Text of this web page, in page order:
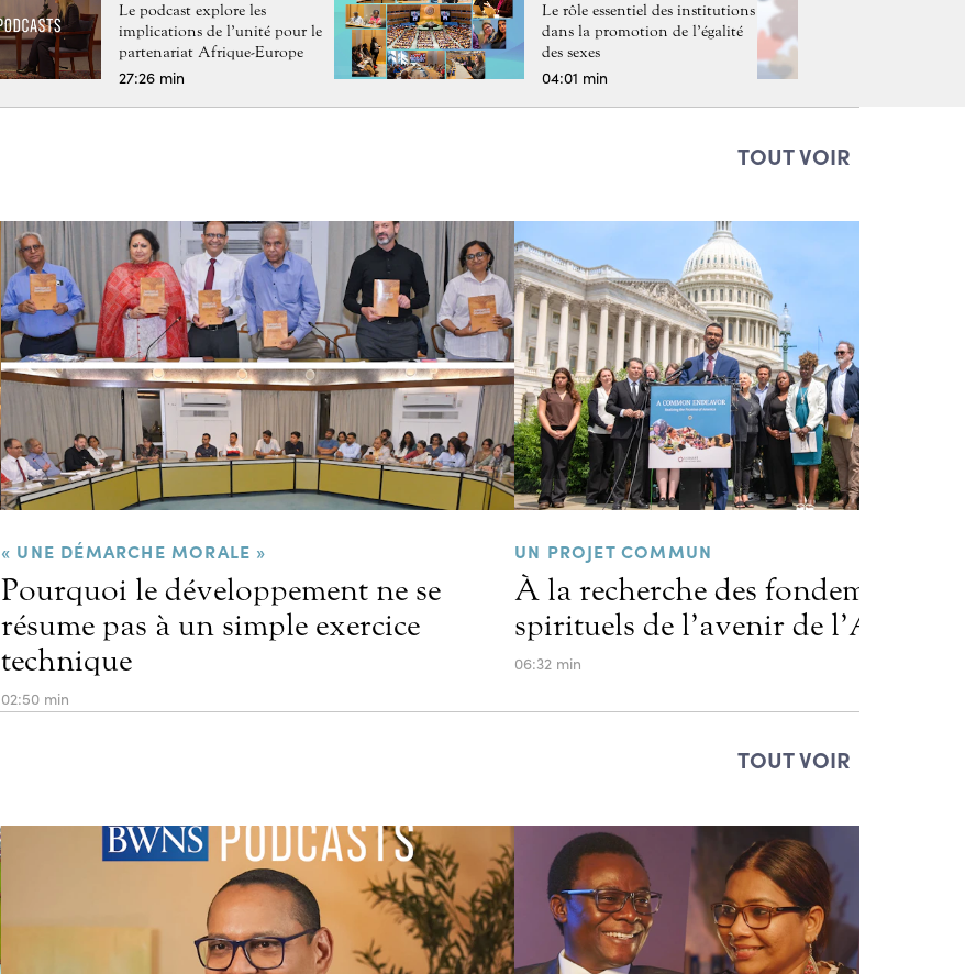
Le podcast explore les
implications de l’unité pour le
partenariat Afrique-Europe
27:26 min
Le rôle essentiel des institutions
dans la promotion de l’égalité
des sexes
04:01 min
TOUT VOIR
« UNE DÉMARCHE MORALE »
Pourquoi le développement ne se
résume pas à un simple exercice
technique
02:50 min
UN PROJET COMMUN
À la recherche des fondements
spirituels de l’avenir de
06:32 min
TOUT VOIR